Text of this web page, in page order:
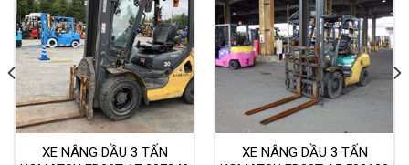
XE NÂNG DẦU 3 TẤN
XE NÂNG DẦU 3 TẤN